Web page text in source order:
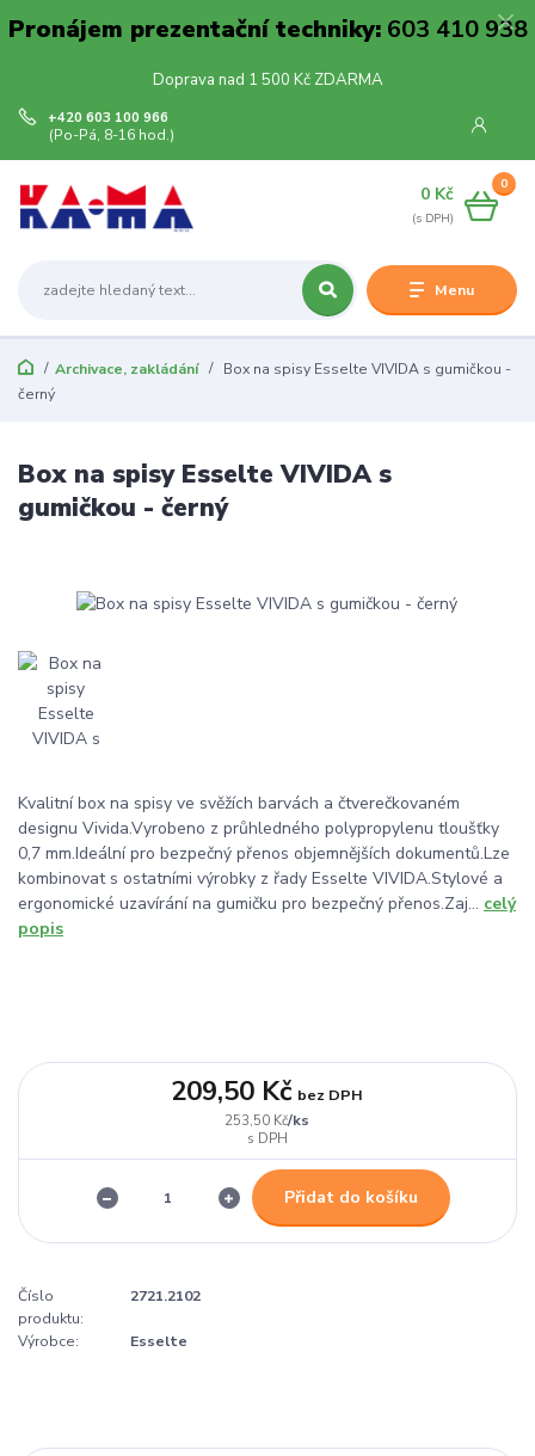
Pronájem prezentační techniky:603 410 938
Doprava nad 1 500 Kč ZDARMA
Menu
+420 603 100 966
(Po-Pá, 8-16 hod.)
0
0 Kč
Archivace, zakládání
Box na spisy Esselte VIVIDA s gumičkou -
černý
Box na spisy Esselte VIVIDA s
gumičkou - černý
Kvalitní box na spisy ve svěžích barvách a čtverečkovaném
designu Vivida.Vyrobeno z průhledného polypropylenu tloušťky
0,7 mm.Ideální pro bezpečný přenos objemnějších dokumentů.Lze
kombinovat s ostatními výrobky z řady Esselte VIVIDA.Stylové a
ergonomické uzavírání na gumičku pro bezpečný přenos.Zaj... celý
popis
253,50 Kč/ks
209,50 Kč bez DPH
Přidat do košíku
Číslo
produktu:
2721.2102
Výrobce: Esselte